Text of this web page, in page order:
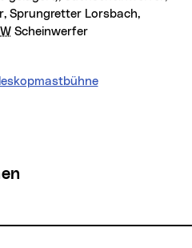
Sprungretter Lorsbach,
W Scheinwerfer